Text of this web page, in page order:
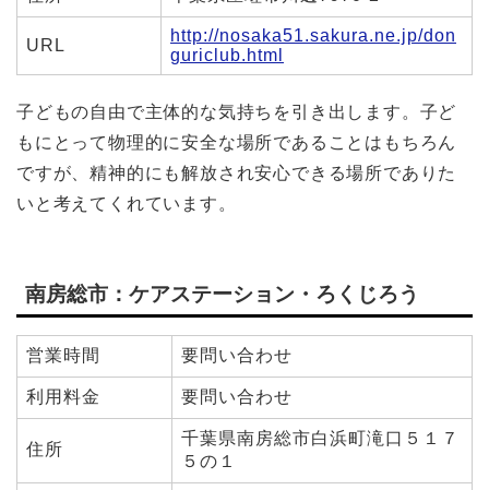
URL
http://nosaka51.sakura.ne.jp/don
guriclub.html
子どもの自由で主体的な気持ちを引き出します。子ど
もにとって物理的に安全な場所であることはもちろん
ですが、精神的にも解放され安心できる場所でありた
いと考えてくれています。
南房総市：ケアステーション・ろくじろう
営業時間 要問い合わせ
利用料金 要問い合わせ
住所
千葉県南房総市白浜町滝口５１７
５の１